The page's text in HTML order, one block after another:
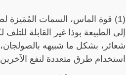
(1) قوة الماس، السمات
شعائر، بشكل ما شبيهه
استخدام طرق متعددة لنفع